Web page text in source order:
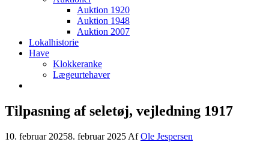
Auktion 1920
Auktion 1948
Auktion 2007
Lokalhistorie
Have
Klokkeranke
Lægeurtehaver
Tilpasning af seletøj, vejledning 1917
10. februar 20258. februar 2025 AfOle Jespersen